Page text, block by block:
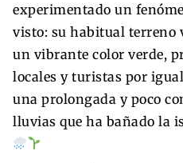
experimentado un
visto: su habitual terreno
un vibrante color verde,
locales y turistas por
una prolongada y poco
lluvias que ha bañado la